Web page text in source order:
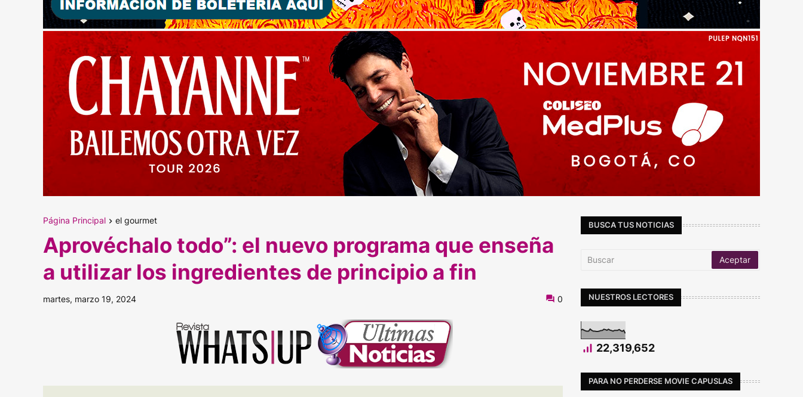
Página Principal el gourmet
Aprovéchalo todo”: el nuevo programa que enseña
a utilizar los ingredientes de principio a fin
martes, marzo 19, 2024 0
BUSCA TUS NOTICIAS
NUESTROS LECTORES
22,319,652
PARA NO PERDERSE MOVIE CAPUSLAS